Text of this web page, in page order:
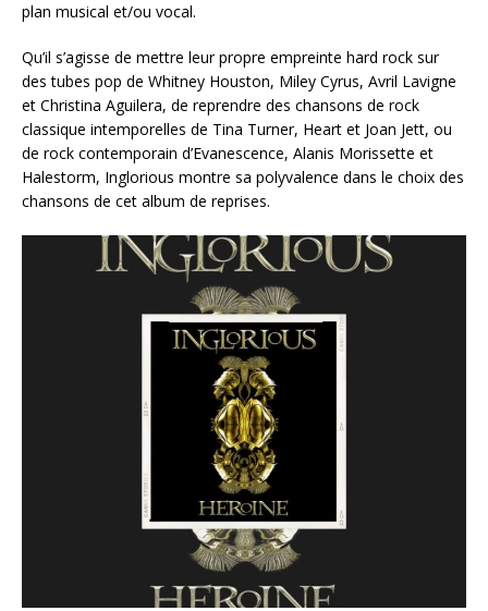
plan musical et/ou vocal.
Qu’il s’agisse de mettre leur propre empreinte hard rock sur
des tubes pop de Whitney Houston, Miley Cyrus, Avril Lavigne
et Christina Aguilera, de reprendre des chansons de rock
classique intemporelles de Tina Turner, Heart et Joan Jett, ou
de rock contemporain d’Evanescence, Alanis Morissette et
Halestorm, Inglorious montre sa polyvalence dans le choix des
chansons de cet album de reprises.